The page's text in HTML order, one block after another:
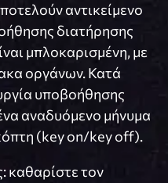
αντικείμενο
διατήρησης
μπλοκαρισμένη, με
οργάνων. Κατά
υποβοήθησης
αναδυόμενο μήνυμα
(key on/key off).
καθαρίστε τον